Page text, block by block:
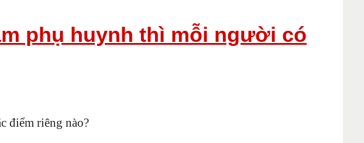
phụ huynh thì mỗi người có
điểm riêng nào?